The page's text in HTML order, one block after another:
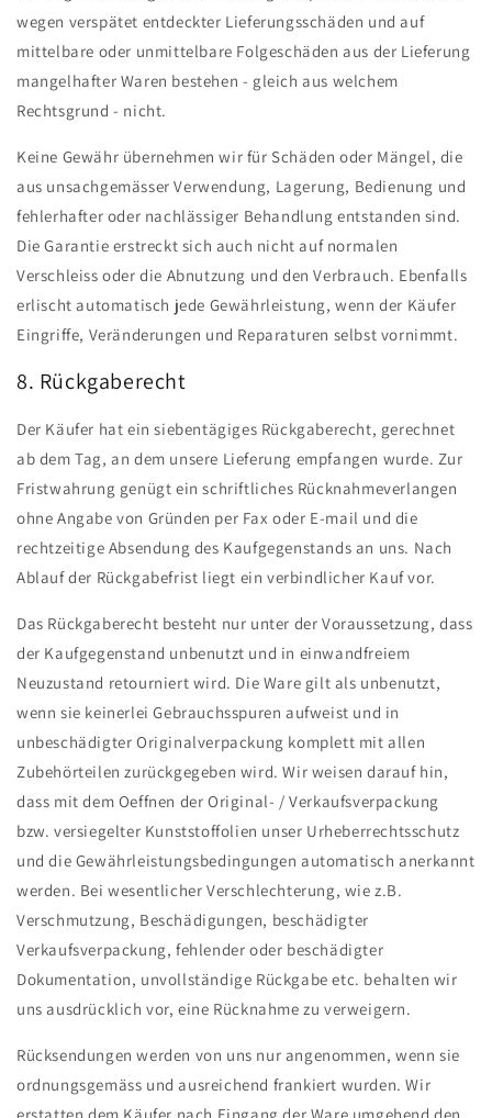
wegen verspätet entdeckter Lieferungsschäden und auf
mittelbare oder unmittelbare Folgeschäden aus der Lieferung
mangelhafter Waren bestehen - gleich aus welchem
Rechtsgrund - nicht.
Keine Gewähr übernehmen wir für Schäden oder Mängel, die
aus unsachgemässer Verwendung, Lagerung, Bedienung und
fehlerhafter oder nachlässiger Behandlung entstanden sind.
Die Garantie erstreckt sich auch nicht auf normalen
Verschleiss oder die Abnutzung und den Verbrauch. Ebenfalls
erlischt automatisch jede Gewährleistung, wenn der Käufer
Eingriffe, Veränderungen und Reparaturen selbst vornimmt.
8. Rückgaberecht
Der Käufer hat ein siebentägiges Rückgaberecht, gerechnet
ab dem Tag, an dem unsere Lieferung empfangen wurde. Zur
Fristwahrung genügt ein schriftliches Rücknahmeverlangen
ohne Angabe von Gründen per Fax oder E-mail und die
rechtzeitige Absendung des Kaufgegenstands an uns. Nach
Ablauf der Rückgabefrist liegt ein verbindlicher Kauf vor.
Das Rückgaberecht besteht nur unter der Voraussetzung, dass
der Kaufgegenstand unbenutzt und in einwandfreiem
Neuzustand retourniert wird. Die Ware gilt als unbenutzt,
wenn sie keinerlei Gebrauchsspuren aufweist und in
unbeschädigter Originalverpackung komplett mit allen
Zubehörteilen zurückgegeben wird. Wir weisen darauf hin,
dass mit dem Oeffnen der Original- / Verkaufsverpackung
bzw. versiegelter Kunststoffolien unser Urheberrechtsschutz
und die Gewährleistungsbedingungen automatisch anerkannt
werden. Bei wesentlicher Verschlechterung, wie z.B.
Verschmutzung, Beschädigungen, beschädigter
Verkaufsverpackung, fehlender oder beschädigter
Dokumentation, unvollständige Rückgabe etc. behalten wir
uns ausdrücklich vor, eine Rücknahme zu verweigern.
Rücksendungen werden von uns nur angenommen, wenn sie
ordnungsgemäss und ausreichend frankiert wurden. Wir